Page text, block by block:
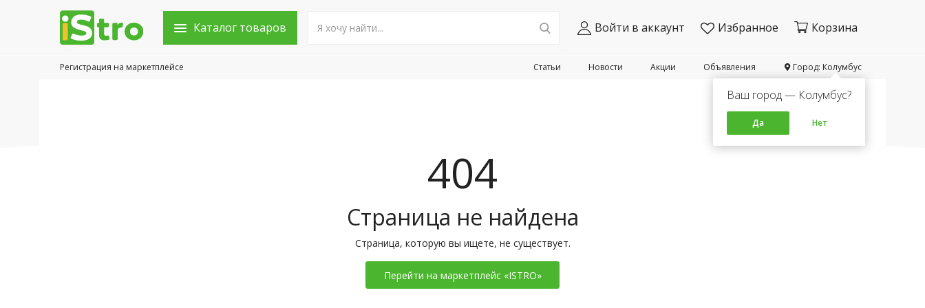
Каталог товаров Войти в аккаунт Избранное Корзина
Город: Колумбус
Ваш город — Колумбус?
Да Нет
Объявления
Акции
Новости
Статьи
Регистрация на маркетплейсе
404
Страница не найдена
Страница, которую вы ищете, не существует.
Перейти на маркетплейс «ISTRO»